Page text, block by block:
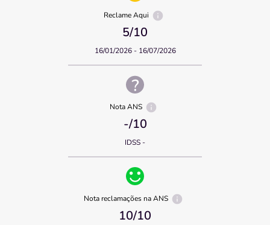
Reclame Aqui
5/10
16/01/2026 - 16/07/2026
Nota ANS
-/10
IDSS -
Nota reclamações na ANS
10/10